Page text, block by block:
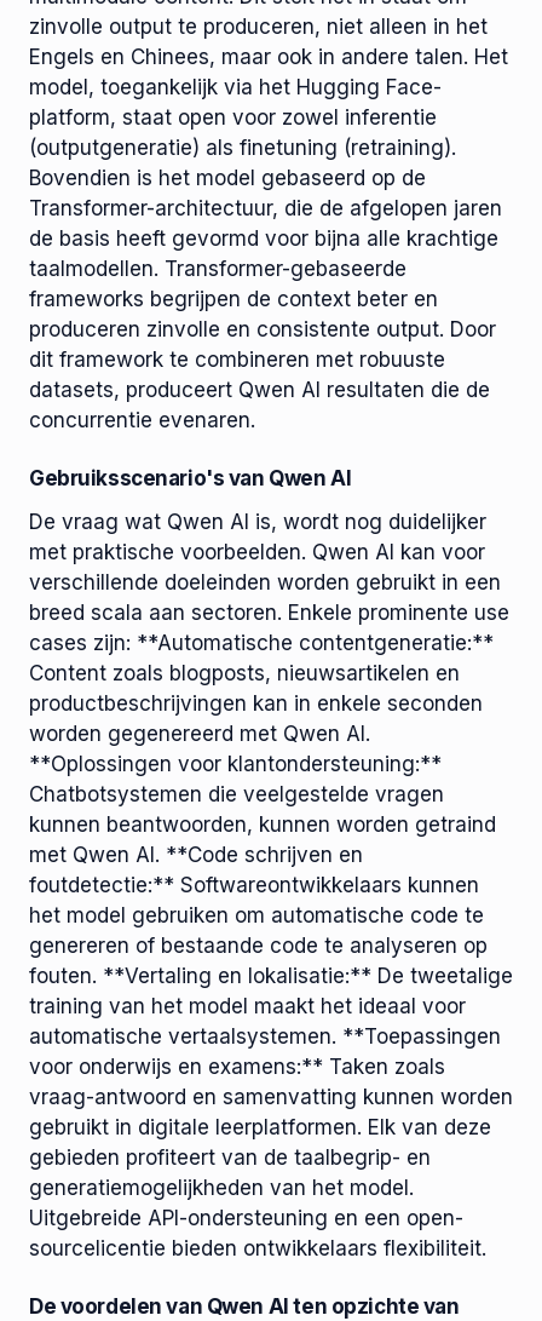
zinvolle output te produceren, niet alleen in het
Engels en Chinees, maar ook in andere talen. Het
model, toegankelijk via het Hugging Face-
platform, staat open voor zowel inferentie
(outputgeneratie) als finetuning (retraining).
Bovendien is het model gebaseerd op de
Transformer-architectuur, die de afgelopen jaren
de basis heeft gevormd voor bijna alle krachtige
taalmodellen. Transformer-gebaseerde
frameworks begrijpen de context beter en
produceren zinvolle en consistente output. Door
dit framework te combineren met robuuste
datasets, produceert Qwen AI resultaten die de
concurrentie evenaren.
Gebruiksscenario's van Qwen AI
De vraag wat Qwen AI is, wordt nog duidelijker
met praktische voorbeelden. Qwen AI kan voor
verschillende doeleinden worden gebruikt in een
breed scala aan sectoren. Enkele prominente use
cases zijn: **Automatische contentgeneratie:**
Content zoals blogposts, nieuwsartikelen en
productbeschrijvingen kan in enkele seconden
worden gegenereerd met Qwen AI.
**Oplossingen voor klantondersteuning:**
Chatbotsystemen die veelgestelde vragen
kunnen beantwoorden, kunnen worden getraind
met Qwen AI. **Code schrijven en
foutdetectie:** Softwareontwikkelaars kunnen
het model gebruiken om automatische code te
genereren of bestaande code te analyseren op
fouten. **Vertaling en lokalisatie:** De tweetalige
training van het model maakt het ideaal voor
automatische vertaalsystemen. **Toepassingen
voor onderwijs en examens:** Taken zoals
vraag-antwoord en samenvatting kunnen worden
gebruikt in digitale leerplatformen. Elk van deze
gebieden profiteert van de taalbegrip- en
generatiemogelijkheden van het model.
Uitgebreide API-ondersteuning en een open-
sourcelicentie bieden ontwikkelaars flexibiliteit.
De voordelen van Qwen AI ten opzichte van